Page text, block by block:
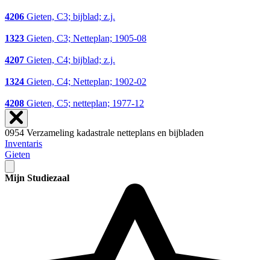
4206 Gieten, C3; bijblad; z.j.
1323 Gieten, C3; Netteplan; 1905-08
4207 Gieten, C4; bijblad; z.j.
1324 Gieten, C4; Netteplan; 1902-02
4208 Gieten, C5; netteplan; 1977-12
0954 Verzameling kadastrale netteplans en bijbladen
Inventaris
Gieten
Mijn Studiezaal